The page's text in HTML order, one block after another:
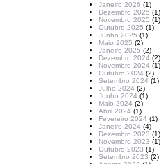
Janeiro 2026 (1)
Dezembro 2025 (1)
Novembro 2025 (1)
Outubro 2025 (1)
Junho 2025 (1)
Maio 2025 (2)
Janeiro 2025 (2)
Dezembro 2024 (2)
Novembro 2024 (1)
Outubro 2024 (2)
Setembro 2024 (1)
Julho 2024 (2)
Junho 2024 (1)
Maio 2024 (2)
Abril 2024 (1)
Fevereiro 2024 (1)
Janeiro 2024 (4)
Dezembro 2023 (1)
Novembro 2023 (1)
Outubro 2023 (1)
Setembro 2023 (2)